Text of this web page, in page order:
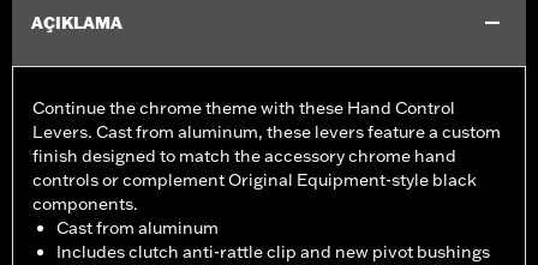
AÇIKLAMA
Continue the chrome theme with these Hand Control
Levers. Cast from aluminum, these levers feature a custom
finish designed to match the accessory chrome hand
controls or complement Original Equipment-style black
components.
Cast from aluminum
Includes clutch anti-rattle clip and new pivot bushings